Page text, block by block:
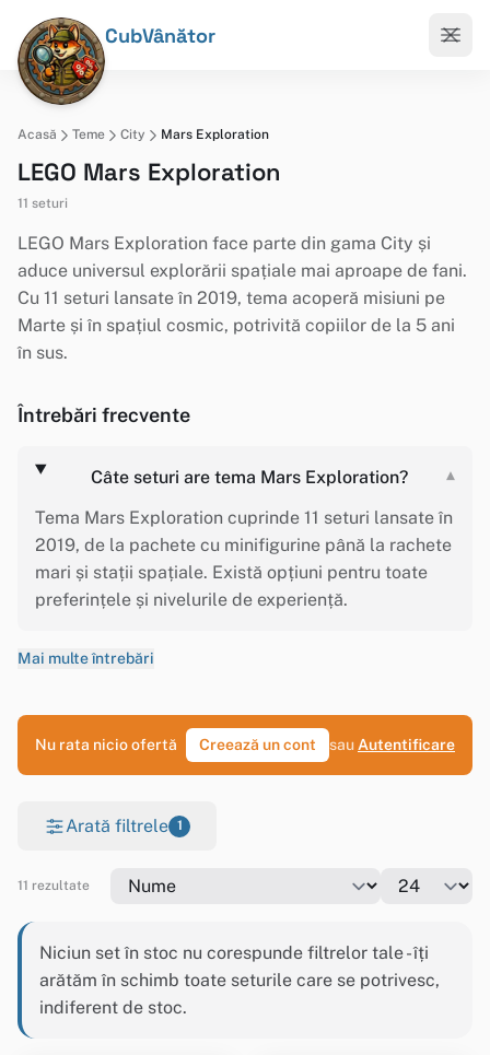
CubVânător
Acasă Teme City Mars Exploration
LEGO Mars Exploration
11 seturi
LEGO Mars Exploration face parte din gama City și
aduce universul explorării spațiale mai aproape de fani.
Cu 11 seturi lansate în 2019, tema acoperă misiuni pe
Marte și în spațiul cosmic, potrivită copiilor de la 5 ani
în sus.
Întrebări frecvente
Câte seturi are tema Mars Exploration?
▾
Tema Mars Exploration cuprinde 11 seturi lansate în
2019, de la pachete cu minifigurine până la rachete
mari și stații spațiale. Există opțiuni pentru toate
preferințele și nivelurile de experiență.
Mai multe întrebări
Nu rata nicio ofertă Creează un cont sau Autentificare
Arată filtrele 1
11 rezultate
Niciun set în stoc nu corespunde filtrelor tale - îți
arătăm în schimb toate seturile care se potrivesc,
indiferent de stoc.